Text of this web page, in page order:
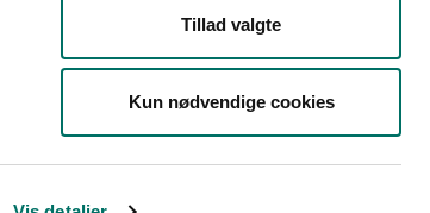
Tillad valgte
Kun nødvendige cookies